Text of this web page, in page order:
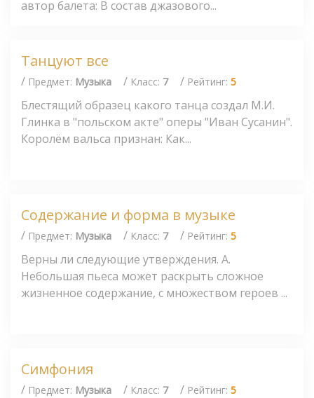
автор балета: В состав джазового...
Танцуют все
/ Предмет: Музыка / Класс: 7 / Рейтинг: 5
Блестящий образец какого танца создал М.И.
Глинка в "польском акте" оперы "Иван Сусанин".
Королём вальса признан: Как...
Содержание и форма в музыке
/ Предмет: Музыка / Класс: 7 / Рейтинг: 5
Верны ли следующие утверждения. А.
Небольшая пьеса может раскрыть сложное
жизненное содержание, с множеством героев ...
Симфония
/ Предмет: Музыка / Класс: 7 / Рейтинг: 5